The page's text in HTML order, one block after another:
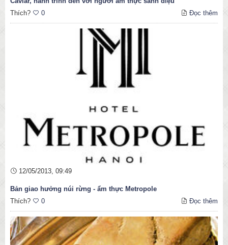
Thích?
0 Đọc thêm
12/05/2013, 09:49
Bản giao hưởng núi rừng - ẩm thực Metropole
Thích?
0 Đọc thêm